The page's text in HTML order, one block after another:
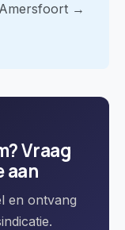
→
Vraag
aan
en ontvang